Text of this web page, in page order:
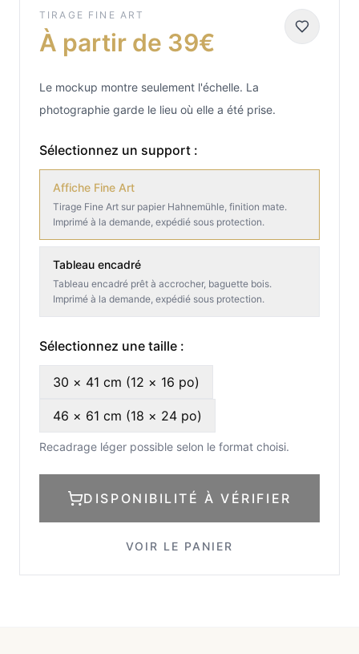
TIRAGE FINE ART
À partir de 39€
Le mockup montre seulement l'échelle. La
photographie garde le lieu où elle a été prise.
Sélectionnez un support :
Affiche Fine Art
Tirage Fine Art sur papier Hahnemühle, finition mate.
Imprimé à la demande, expédié sous protection.
Tableau encadré
Tableau encadré prêt à accrocher, baguette bois.
Imprimé à la demande, expédié sous protection.
Sélectionnez une taille :
30 × 41 cm (12 × 16 po)
46 × 61 cm (18 × 24 po)
Recadrage léger possible selon le format choisi.
DISPONIBILITÉ À VÉRIFIER
VOIR LE PANIER